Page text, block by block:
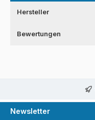
Hersteller
Bewertungen
Newsletter